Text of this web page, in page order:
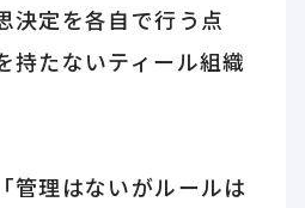
決定を各自で行う点
持たないティール組織
管理はないがルールは